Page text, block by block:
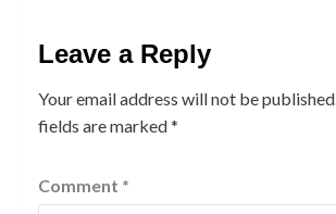
Leave a Reply
Your email address will not be published.
fields are marked*
Comment *